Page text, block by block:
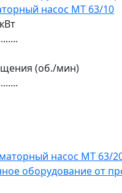
насос МТ 63/10
(об./мин)